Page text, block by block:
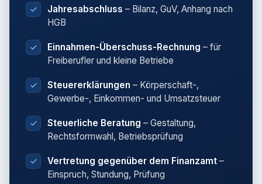
Jahresabschluss – Bilanz, GuV, Anhang nach
HGB
Einnahmen-Überschuss-Rechnung – für
Freiberufler und kleine Betriebe
Steuererklärungen – Körperschaft-,
Gewerbe-, Einkommen- und Umsatzsteuer
Steuerliche Beratung – Gestaltung,
Rechtsformwahl, Betriebsprüfung
Vertretung gegenüber dem Finanzamt –
Einspruch, Stundung, Prüfung